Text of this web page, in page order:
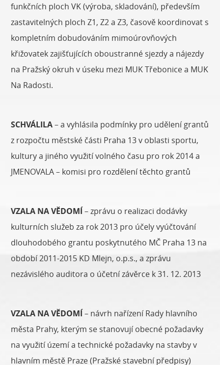
funkčních ploch VK (výroba, skladování), především
zastavitelných ploch Z1, Z2 a Z3, časově koordinovat s
kompletním dobudováním mimoúrovňových
křižovatek zajišťujících oboustranné sjezdy a nájezdy
na Pražský okruh v úseku mezi MUK Třebonice a MUK
Na Radosti.
SCHVÁLILA– a vyhlásila podmínky pro udělení grantů
z rozpočtu městské části Praha 13 v oblasti sportu,
kultury a jiného využití volného času pro rok 2014 a
JMENOVALA – komisi pro rozdělení těchto grantů
VZALA NA VĚDOMÍ– zprávu o realizaci dodávky
kulturních služeb za rok 2013 pro účely vyúčtování
dlouhodobého grantu poskytnutého MČ Praha 13 na
období 2011-2015 KD Mlejn, o.p.s., a zprávu
nezávislého auditora o účetní závěrce k 31. 12. 2013
VZALA NA VĚDOMÍ– návrh nařízení Rady hlavního
města Prahy, kterým se stanovují obecné požadavky
na využití území a technické požadavky na stavby v
hlavním městě Praze (Pražské stavební předpisy)